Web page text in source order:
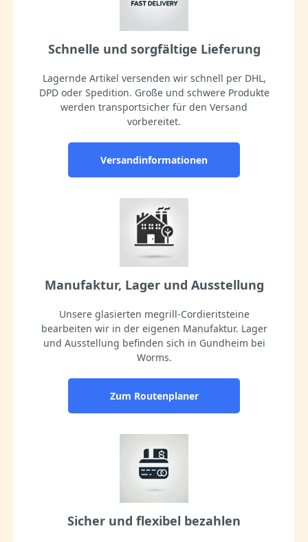
Schnelle und sorgfältige Lieferung
Lagernde Artikel versenden wir schnell per DHL,
DPD oder Spedition. Große und schwere Produkte
werden transportsicher für den Versand
vorbereitet.
Versandinformationen
Manufaktur, Lager und Ausstellung
Unsere glasierten megrill-Cordieritsteine
bearbeiten wir in der eigenen Manufaktur. Lager
und Ausstellung befinden sich in Gundheim bei
Worms.
Zum Routenplaner
Sicher und flexibel bezahlen